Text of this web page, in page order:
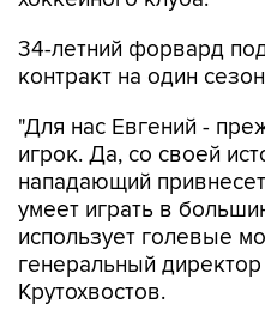
34-летний форвард
контракт на один
"Для нас Евгений -
игрок. Да, со своей
нападающий
умеет играть в
использует голевые
генеральный
Крутохвостов.